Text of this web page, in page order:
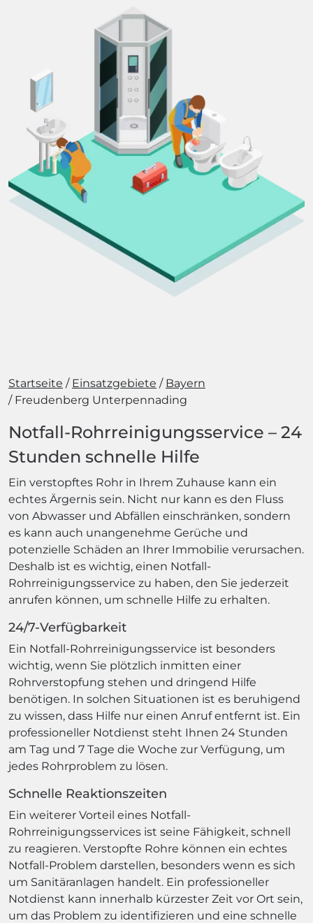
Startseite Einsatzgebiete
Bayern
Freudenberg Unterpennading
Notfall-Rohrreinigungsservice – 24
Stunden schnelle Hilfe
Ein verstopftes Rohr in Ihrem Zuhause kann ein
echtes Ärgernis sein. Nicht nur kann es den Fluss
von Abwasser und Abfällen einschränken, sondern
es kann auch unangenehme Gerüche und
potenzielle Schäden an Ihrer Immobilie verursachen.
Deshalb ist es wichtig, einen Notfall-
Rohrreinigungsservice zu haben, den Sie jederzeit
anrufen können, um schnelle Hilfe zu erhalten.
24/7-Verfügbarkeit
Ein Notfall-Rohrreinigungsservice ist besonders
wichtig, wenn Sie plötzlich inmitten einer
Rohrverstopfung stehen und dringend Hilfe
benötigen. In solchen Situationen ist es beruhigend
zu wissen, dass Hilfe nur einen Anruf entfernt ist. Ein
professioneller Notdienst steht Ihnen 24 Stunden
am Tag und 7 Tage die Woche zur Verfügung, um
jedes Rohrproblem zu lösen.
Schnelle Reaktionszeiten
Ein weiterer Vorteil eines Notfall-
Rohrreinigungsservices ist seine Fähigkeit, schnell
zu reagieren. Verstopfte Rohre können ein echtes
Notfall-Problem darstellen, besonders wenn es sich
um Sanitäranlagen handelt. Ein professioneller
Notdienst kann innerhalb kürzester Zeit vor Ort sein,
um das Problem zu identifizieren und eine schnelle